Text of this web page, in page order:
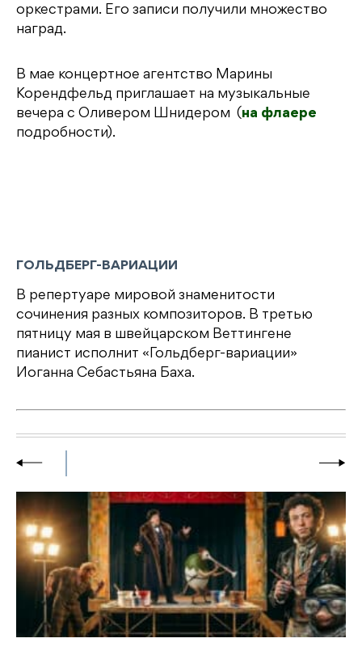
оркестрами. Его записи получили множество
наград.
В мае концертное агентство Марины
Корендфельд приглашает на музыкальные
вечера с Оливером Шнидером (на флаере
подробности).
ГОЛЬДБЕРГ-ВАРИАЦИИ
В репертуаре мировой знаменитости
сочинения разных композиторов. В третью
пятницу мая в швейцарском Веттингене
пианист исполнит «Гольдберг-вариации»
Иоганна Себастьяна Баха.